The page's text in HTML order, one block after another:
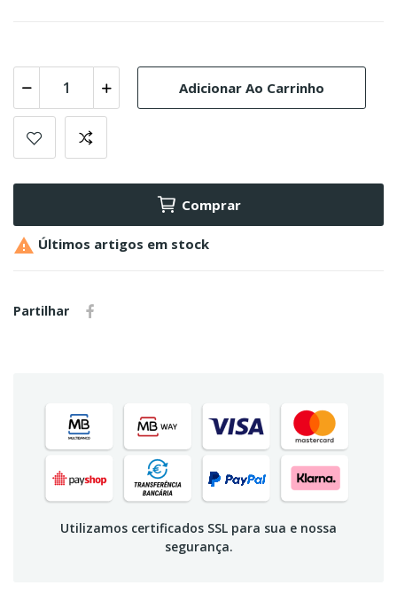
Adicionar Ao Carrinho
Comprar
 Últimos artigos em stock
Partilhar
Utilizamos certificados SSL para sua e nossa
segurança.